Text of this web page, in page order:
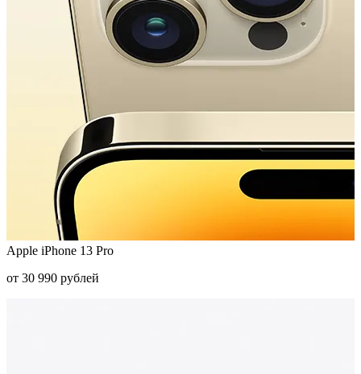
Apple iPhone 13 Pro
от 30 990 рублей